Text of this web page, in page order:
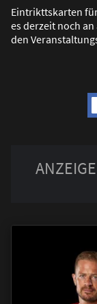
Eintrikttskarten
es derzeit noch
den